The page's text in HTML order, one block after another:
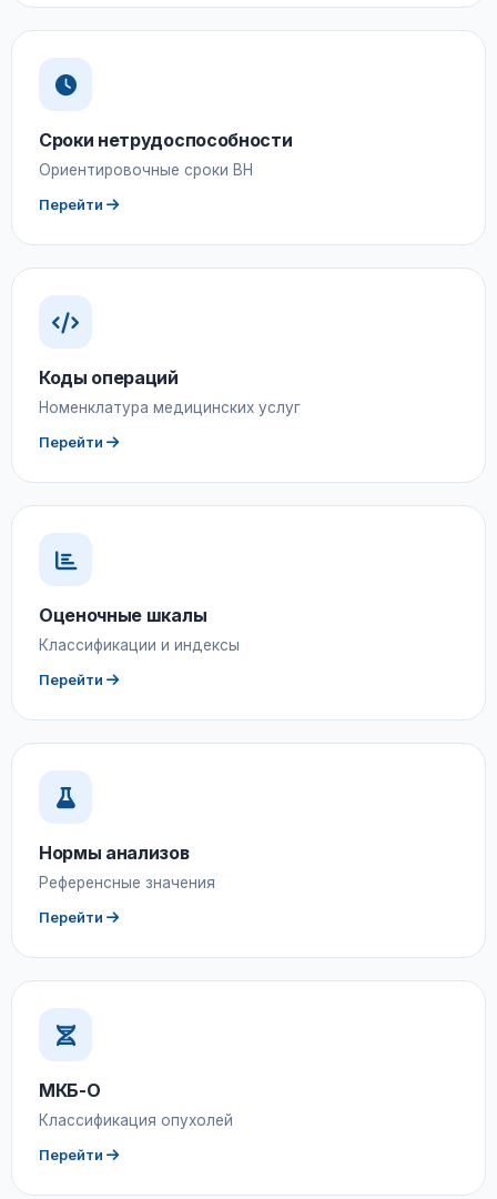
Сроки нетрудоспособности
Ориентировочные сроки ВН
Перейти
Коды операций
Номенклатура медицинских услуг
Перейти
Оценочные шкалы
Классификации и индексы
Перейти
Нормы анализов
Референсные значения
Перейти
МКБ-О
Классификация опухолей
Перейти